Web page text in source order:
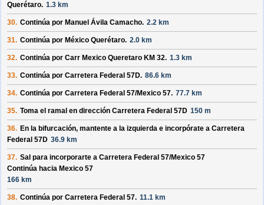
Querétaro. 1.3 km
30. Continúa por Manuel Ávila Camacho. 2.2 km
31. Continúa por México Querétaro. 2.0 km
32. Continúa por Carr Mexico Queretaro KM 32. 1.3 km
33. Continúa por Carretera Federal 57D. 86.6 km
34. Continúa por Carretera Federal 57/Mexico 57. 77.7 km
35. Toma el ramal en dirección Carretera Federal 57D 150 m
36. En la bifurcación, mantente a la izquierda e incorpórate a Carretera
Federal 57D 36.9 km
37. Sal para incorporarte a Carretera Federal 57/Mexico 57
Continúa hacia Mexico 57
166 km
38. Continúa por Carretera Federal 57. 11.1 km